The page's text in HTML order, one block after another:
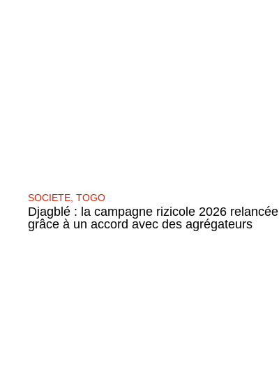
SOCIETE TOGO
Djagblé : la campagne rizicole 2026 relancée
grâce à un accord avec des agrégateurs